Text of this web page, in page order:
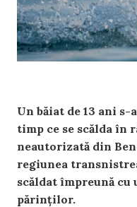
Un băiat de 13 ani
timp ce se scălda în
neautorizată din
regiunea
scăldat împreună cu
părinților.